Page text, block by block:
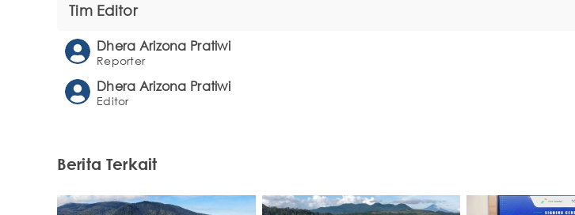
Tim Editor
Dhera Arizona Pratiwi
Reporter
Dhera Arizona Pratiwi
Editor
Berita Terkait